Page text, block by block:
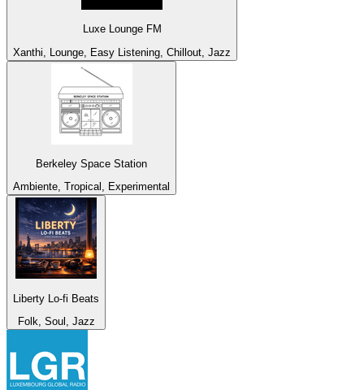
Luxe Lounge FM
Xanthi, Lounge, Easy Listening, Chillout, Jazz
Berkeley Space Station
Ambiente, Tropical, Experimental
Liberty Lo-fi Beats
Folk, Soul, Jazz